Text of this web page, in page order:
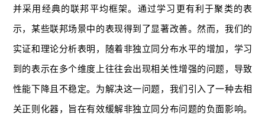
并采用经典的联邦平均框架。通过学习更有利于聚类的表
示，某些联邦场景中的表现得到了显著改善。然而，我们的
实证和理论分析表明，随着非独立同分布水平的增加，学习
到的表示在多个维度上往往会出现相关性增强的问题，导致
性能下降且不稳定。为解决这一问题，我们引入了一种去相
关正则化器，旨在有效缓解非独立同分布问题的负面影响。